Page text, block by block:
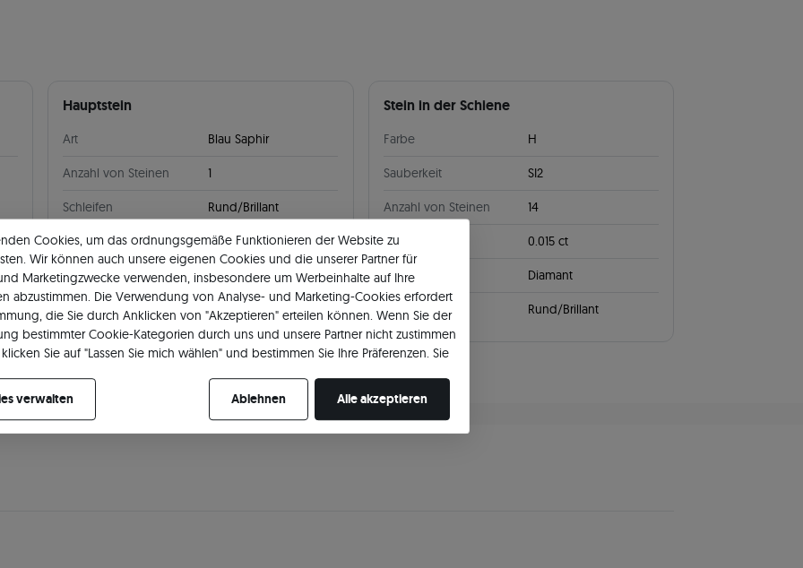
Hauptstein
Art Blau Saphir
Anzahl von Steinen 1
Schleifen Rund/Brillant
Gewicht 0.25 ct
Lage Haupt
Stein in der Schiene
Farbe H
Sauberkeit SI2
Anzahl von Steinen 14
Gewicht 0.015 ct
Art Diamant
Schleifen Rund/Brillant
Cookies, um das ordnungsgemäße Funktionieren der Website zu
Wir können auch unsere eigenen Cookies und die unserer Partner für
Marketingzwecke verwenden, insbesondere um Werbeinhalte auf Ihre
abzustimmen. Die Verwendung von Analyse- und Marketing-Cookies erfordert
die Sie durch Anklicken von "Akzeptieren" erteilen können. Wenn Sie der
bestimmter Cookie-Kategorien durch uns und unsere Partner nicht zustimmen
Sie auf "Lassen Sie mich wählen" und bestimmen Sie Ihre Präferenzen. Sie
verwalten
Ablehnen Alle akzeptieren